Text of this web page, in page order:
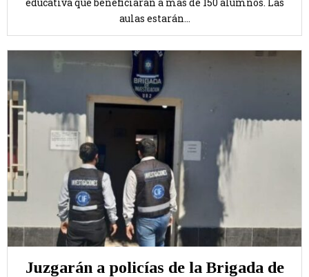
aulas estarán...
Juzgarán a policías de la Brigada de